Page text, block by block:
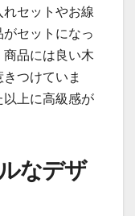
セットやお線
セットになっ
品には良い木
つけていま
上に高級感が
なデザ